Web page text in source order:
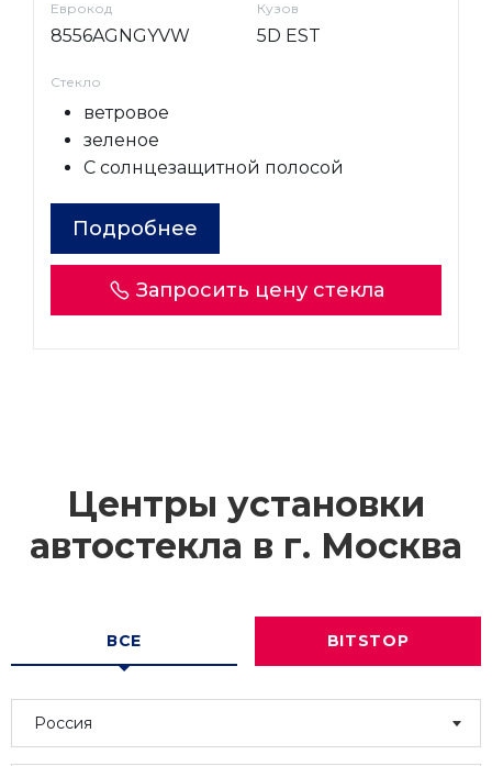
Еврокод
8556AGNGYVW
Кузов
5D EST
Стекло
ветровое
зеленое
С солнцезащитной полосой
Подробнее
Запросить цену стекла
Центры установки
автостекла в г. Москва
ВСЕ BITSTOP
Россия